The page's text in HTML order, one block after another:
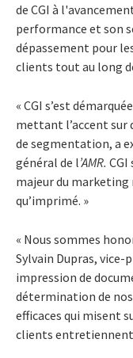
de CGI à
performance et son
dépassement pour
clients tout au long
« CGI s’est
mettant l’accent sur
de segmentation, a
général de l’AMR.
majeur du
qu’imprimé. »
« Nous sommes
Sylvain Dupras,
impression de
détermination de nos
efficaces qui misent
clients entretiennent